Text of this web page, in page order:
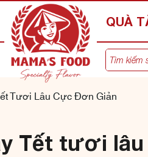
QUÀ
Tươi Lâu Cực Đơn Giản
Tết tươi